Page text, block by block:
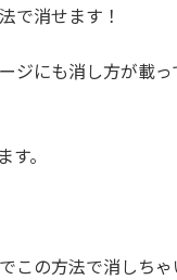
で消せます！
ジにも消し方が載っ
。
この方法で消しち